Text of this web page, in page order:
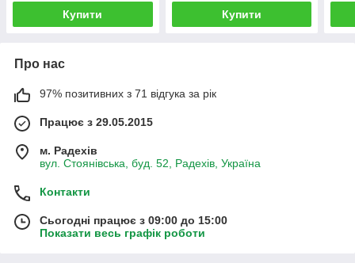
Купити Купити
Про нас
97% позитивних з 71 відгука за рік
Працює з 29.05.2015
м. Радехів
вул. Стоянівська, буд. 52, Радехів, Україна
Контакти
Сьогодні працює з 09:00 до 15:00
Показати весь графік роботи